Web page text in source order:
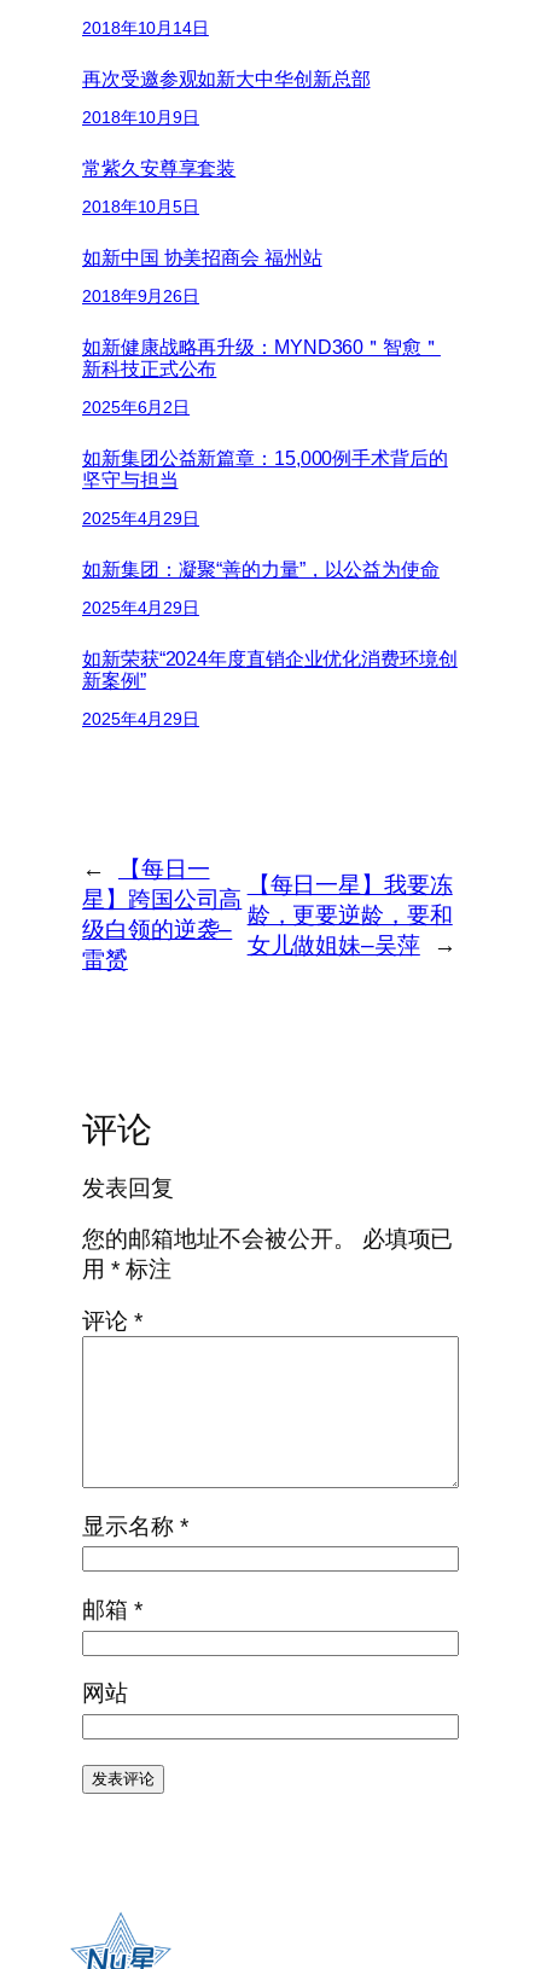
2018年10月14日
再次受邀参观如新大中华创新总部
2018年10月9日
常紫久安尊享套装
2018年10月5日
如新中国 协美招商会 福州站
2018年9月26日
如新健康战略再升级：MYND360＂智愈＂
新科技正式公布
2025年6月2日
如新集团公益新篇章：15,000例手术背后的
坚守与担当
2025年4月29日
如新集团：凝聚“善的力量”，以公益为使命
2025年4月29日
如新荣获“2024年度直销企业优化消费环境创
新案例”
2025年4月29日
←
【每日一
星】跨国公司高
级白领的逆袭–
雷赟
【每日一星】我要冻
龄，更要逆龄，要和
女儿做姐妹–吴萍
→
评论
发表回复
您的邮箱地址不会被公开。
必填项已
用 *标注
评论 *
显示名称 *
邮箱 *
网站